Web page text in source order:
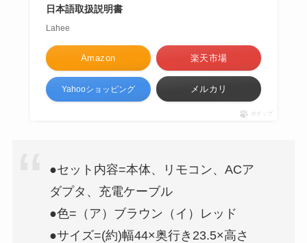
日本語取扱説明書
Lahee
Amazon 楽天市場
Yahooショッピング メルカリ
ポチップ
●セット内容=本体、リモコン、ACア
ダプタ、充電ケーブル
●色=（ア）ブラウン（イ）レッド
●サイズ=(約)幅44×奥行き23.5×高さ